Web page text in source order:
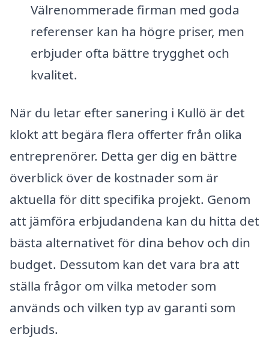
Välrenommerade firman med goda
referenser kan ha högre priser, men
erbjuder ofta bättre trygghet och
kvalitet.
När du letar efter sanering i Kullö är det
klokt att begära flera offerter från olika
entreprenörer. Detta ger dig en bättre
överblick över de kostnader som är
aktuella för ditt specifika projekt. Genom
att jämföra erbjudandena kan du hitta det
bästa alternativet för dina behov och din
budget. Dessutom kan det vara bra att
ställa frågor om vilka metoder som
används och vilken typ av garanti som
erbjuds.